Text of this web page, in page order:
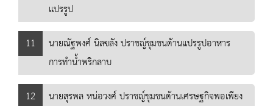
แปรรูป
11
นายณัฐพงศ์ นิลขลัง ปราชญ์ชุมชนด้านแปรรูปอาหาร
การทำน้ำพริกลาบ
12
นายสุรพล หน่อวงศ์ ปราชญ์ชุมชนด้านเศรษฐกิจพอเพียง